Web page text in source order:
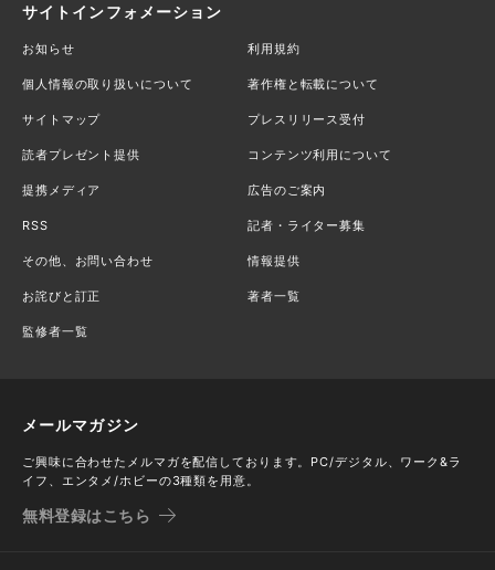
サイトインフォメーション
お知らせ 利用規約
個人情報の取り扱いについて 著作権と転載について
サイトマップ プレスリリース受付
読者プレゼント提供 コンテンツ利用について
提携メディア 広告のご案内
RSS 記者・ライター募集
その他、お問い合わせ 情報提供
お詫びと訂正 著者一覧
監修者一覧
メールマガジン
ご興味に合わせたメルマガを配信しております。PC/デジタル、ワーク&ラ
イフ、エンタメ/ホビーの3種類を用意。
無料登録はこちら